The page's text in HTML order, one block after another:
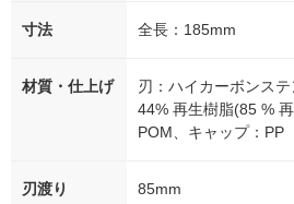
寸法 全長：185mm
材質・仕上げ
刃：ハイカーボンス
44% 再生樹脂(85 %
POM、キャップ：PP
刃渡り 85mm